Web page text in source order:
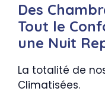
Des
Tout le
une Nuit
La totalité de
Climatisées.